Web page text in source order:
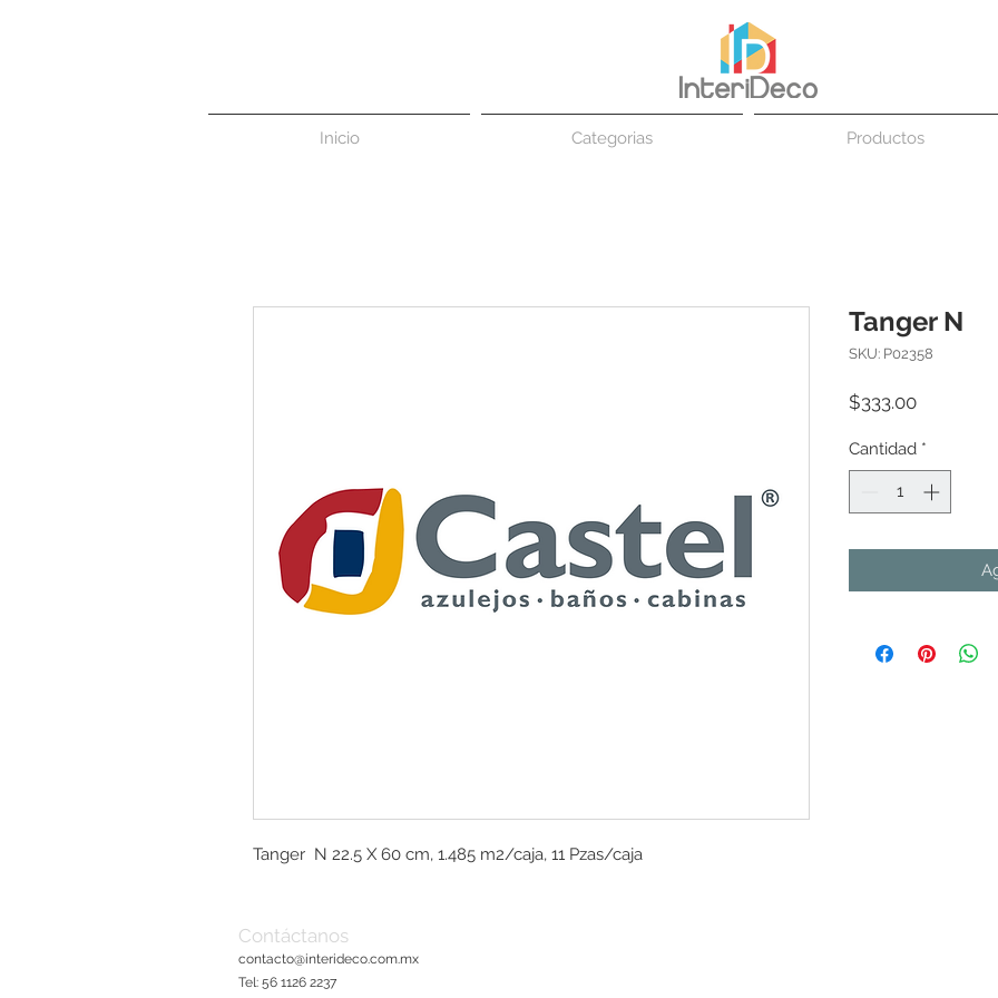
Inicio Categorias Productos
Tanger  N 22.5 X 60 cm, 1.485 m2/caja, 11 Pzas/caja
Tanger N
SKU: P02358
$333.00Precio
Cantidad *
Contáctanos
contacto@interideco.com.mx
Tel: 56 1126 2237